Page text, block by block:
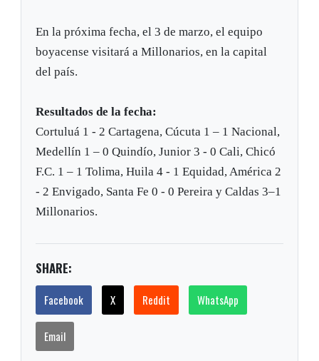
En la próxima fecha, el 3 de marzo, el equipo
boyacense visitará a Millonarios, en la capital
del país.
Resultados de la fecha:
Cortuluá 1 - 2 Cartagena, Cúcuta 1 – 1 Nacional,
Medellín 1 – 0 Quindío, Junior 3 - 0 Cali, Chicó
F.C. 1 – 1 Tolima, Huila 4 - 1 Equidad, América 2
- 2 Envigado, Santa Fe 0 - 0 Pereira y Caldas 3–1
Millonarios.
SHARE:
Facebook X Reddit WhatsApp
Email